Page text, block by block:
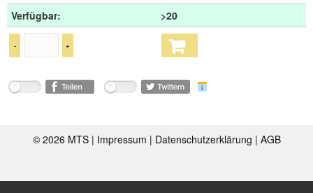
Verfügbar: >20
- +
© 2026 MTS | Impressum | Datenschutzerklärung | AGB